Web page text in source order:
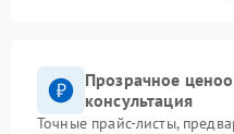
Прозрачное
консультация
Точные прайс-листы,